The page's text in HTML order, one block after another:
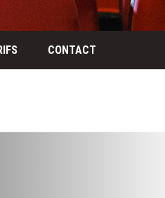
CONTACT